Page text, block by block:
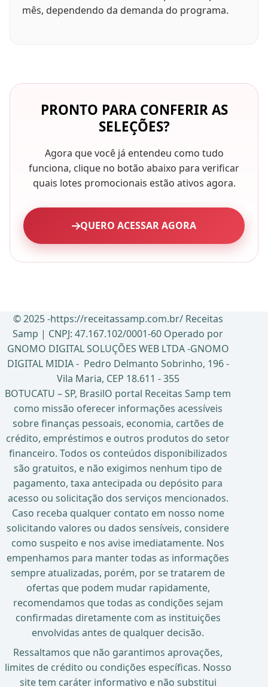
mês, dependendo da demanda do programa.
PRONTO PARA CONFERIR AS
SELEÇÕES?
Agora que você já entendeu como tudo
funciona, clique no botão abaixo para verificar
quais lotes promocionais estão ativos agora.
QUERO ACESSAR AGORA
© 2025 -https://receitassamp.com.br/ Receitas
Samp | CNPJ: 47.167.102/0001-60 Operado por
GNOMO DIGITAL SOLUÇÕES WEB LTDA -GNOMO
DIGITAL MIDIA - Pedro Delmanto Sobrinho, 196 -
Vila Maria, CEP 18.611 - 355
BOTUCATU – SP, BrasilO portal Receitas Samp tem
como missão oferecer informações acessíveis
sobre finanças pessoais, economia, cartões de
crédito, empréstimos e outros produtos do setor
financeiro. Todos os conteúdos disponibilizados
são gratuitos, e não exigimos nenhum tipo de
pagamento, taxa antecipada ou depósito para
acesso ou solicitação dos serviços mencionados.
Caso receba qualquer contato em nosso nome
solicitando valores ou dados sensíveis, considere
como suspeito e nos avise imediatamente. Nos
empenhamos para manter todas as informações
sempre atualizadas, porém, por se tratarem de
ofertas que podem mudar rapidamente,
recomendamos que todas as condições sejam
confirmadas diretamente com as instituições
envolvidas antes de qualquer decisão.
Ressaltamos que não garantimos aprovações,
limites de crédito ou condições específicas. Nosso
site tem caráter informativo e não substitui